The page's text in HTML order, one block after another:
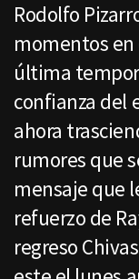
Rodolfo
momentos
última
confianza del
ahora
rumores que
mensaje que
refuerzo de
regreso